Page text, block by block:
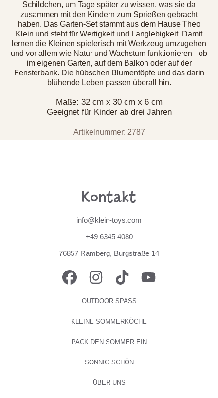
Schildchen, um Tage später zu wissen, was sie da
zusammen mit den Kindern zum Sprießen gebracht
haben. Das Garten-Set stammt aus dem Hause Theo
Klein und steht für Wertigkeit und Langlebigkeit. Damit
lernen die Kleinen spielerisch mit Werkzeug umzugehen
und vor allem wie Natur und Wachstum funktionieren - ob
im eigenen Garten, auf dem Balkon oder auf der
Fensterbank. Die hübschen Blumentöpfe und das darin
blühende Leben passen überall hin.
Maße: 32 cm x 30 cm x 6 cm
Geeignet für Kinder ab drei Jahren
Artikelnummer: 2787
Kontakt
info@klein-toys.com
+49 6345 4080
76857 Ramberg, Burgstraße 14
FACEBOOKINSTAGRAMTIKTOK
OUTDOOR SPASS
KLEINE SOMMERKÖCHE
PACK DEN SOMMER EIN
SONNIG SCHÖN
ÜBER UNS